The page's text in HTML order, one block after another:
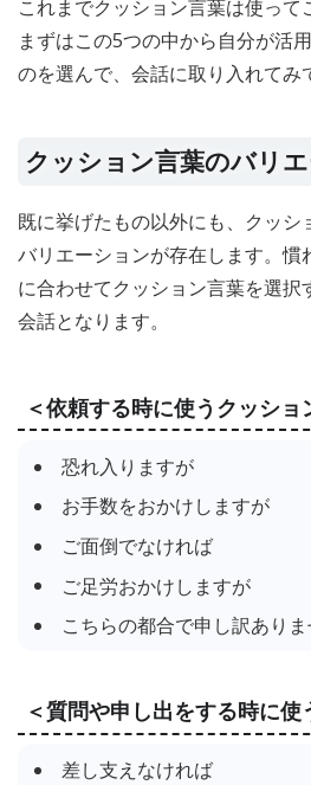
これまでクッション言葉は使って
まずはこの5つの中から自分が活
のを選んで、会話に取り入れてみ
クッション言葉のバリ
既に挙げたもの以外にも、クッシ
バリエーションが存在します。慣
に合わせてクッション言葉を選択
会話となります。
＜依頼する時に使うクッショ
恐れ入りますが
お手数をおかけしますが
ご面倒でなければ
ご足労おかけしますが
こちらの都合で申し訳あり
＜質問や申し出をする時に使
差し支えなければ